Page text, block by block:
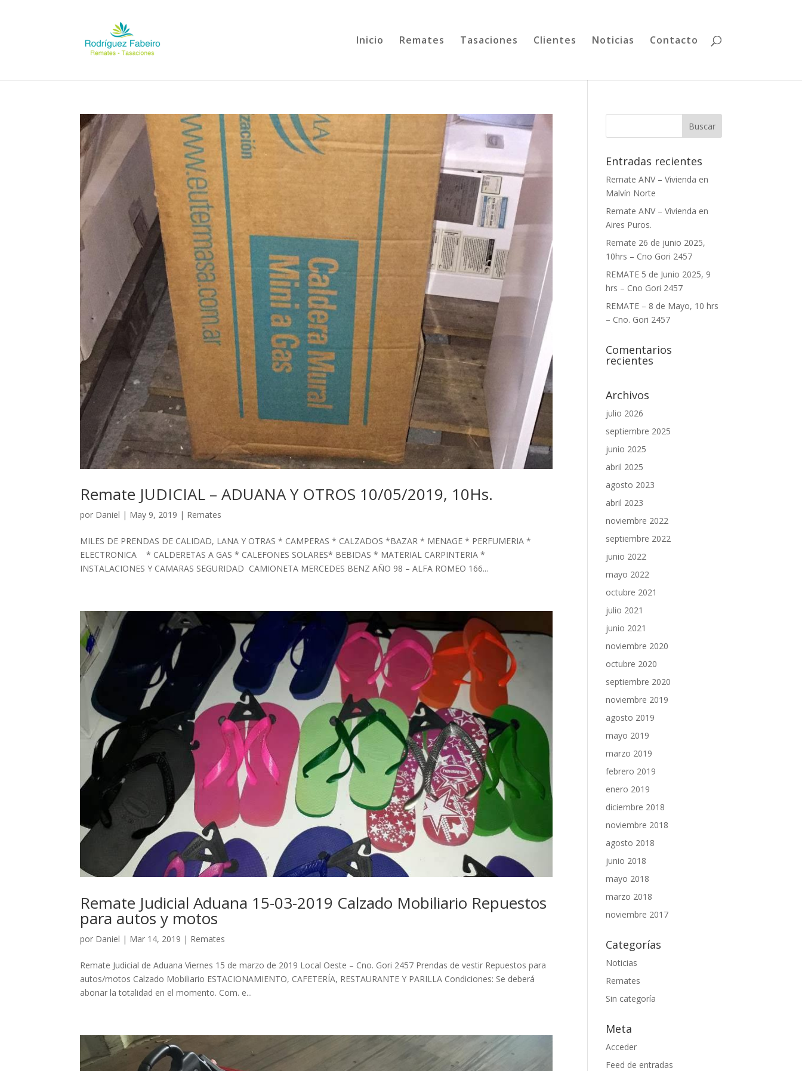
Inicio Remates Tasaciones Clientes Noticias Contacto
Remate JUDICIAL – ADUANA Y OTROS 10/05/2019, 10Hs.
por Daniel | May 9, 2019 | Remates
MILES DE PRENDAS DE CALIDAD, LANA Y OTRAS * CAMPERAS * CALZADOS *BAZAR * MENAGE * PERFUMERIA *
ELECTRONICA * CALDERETAS A GAS * CALEFONES SOLARES* BEBIDAS * MATERIAL CARPINTERIA *
INSTALACIONES Y CAMARAS SEGURIDAD CAMIONETA MERCEDES BENZ AÑO 98 – ALFA ROMEO 166...
Remate Judicial Aduana 15-03-2019 Calzado Mobiliario Repuestos
para autos y motos
por Daniel | Mar 14, 2019 | Remates
Remate Judicial de Aduana Viernes 15 de marzo de 2019 Local Oeste – Cno. Gori 2457 Prendas de vestir Repuestos para
autos/motos Calzado Mobiliario ESTACIONAMIENTO, CAFETERÍA, RESTAURANTE Y PARILLA Condiciones: Se deberá
abonar la totalidad en el momento. Com. e...
Entradas recientes
Remate ANV – Vivienda en
Malvín Norte
Remate ANV – Vivienda en
Aires Puros.
Remate 26 de junio 2025,
10hrs – Cno Gori 2457
REMATE 5 de Junio 2025, 9
hrs – Cno Gori 2457
REMATE – 8 de Mayo, 10 hrs
– Cno. Gori 2457
Comentarios
recientes
Archivos
julio 2026
septiembre 2025
junio 2025
abril 2025
agosto 2023
abril 2023
noviembre 2022
septiembre 2022
junio 2022
mayo 2022
octubre 2021
julio 2021
junio 2021
noviembre 2020
octubre 2020
septiembre 2020
noviembre 2019
agosto 2019
mayo 2019
marzo 2019
febrero 2019
enero 2019
diciembre 2018
noviembre 2018
agosto 2018
junio 2018
mayo 2018
marzo 2018
noviembre 2017
Categorías
Noticias
Remates
Sin categoría
Meta
Acceder
Feed de entradas